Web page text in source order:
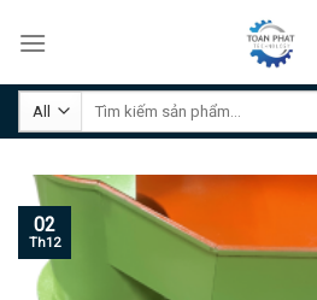
Tìm
02
Th12